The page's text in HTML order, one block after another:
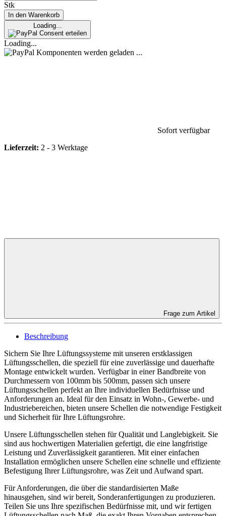
Stk
In den Warenkorb
Loading...
Consent erteilen
Loading...
Komponenten werden geladen ...
Sofort verfügbar
Lieferzeit: 2 - 3 Werktage
Frage zum Artikel
Beschreibung
Sichern Sie Ihre Lüftungssysteme mit unseren erstklassigen
Lüftungsschellen, die speziell für eine zuverlässige und dauerhafte
Montage entwickelt wurden. Verfügbar in einer Bandbreite von
Durchmessern von 100mm bis 500mm, passen sich unsere
Lüftungsschellen perfekt an Ihre individuellen Bedürfnisse und
Anforderungen an. Ideal für den Einsatz in Wohn-, Gewerbe- und
Industriebereichen, bieten unsere Schellen die notwendige Festigkeit
und Sicherheit für Ihre Lüftungsrohre.
Unsere Lüftungsschellen stehen für Qualität und Langlebigkeit. Sie
sind aus hochwertigen Materialien gefertigt, die eine langfristige
Leistung und Zuverlässigkeit garantieren. Mit einer einfachen
Installation ermöglichen unsere Schellen eine schnelle und effiziente
Befestigung Ihrer Lüftungsrohre, was Zeit und Aufwand spart.
Für Anforderungen, die über die standardisierten Maße
hinausgehen, sind wir bereit, Sonderanfertigungen zu produzieren.
Teilen Sie uns Ihre spezifischen Bedürfnisse mit, und wir fertigen